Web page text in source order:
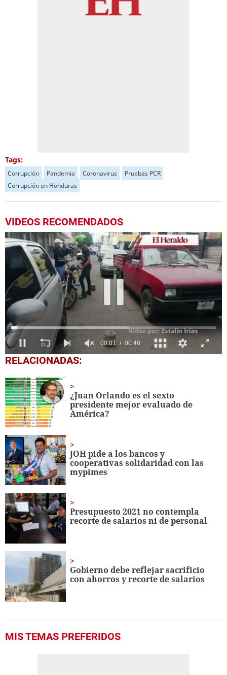
Tags:
Corrupción Pandemia Coronavirus
Pruebas PCR
Corrupción en Honduras
VIDEOS RECOMENDADOS
0
seconds
48
seconds
RELACIONADAS:
¿Juan Orlando es el sexto
presidente mejor evaluado de
América?
JOH pide a los bancos y
cooperativas solidaridad con las
mypimes
Presupuesto 2021 no contempla
recorte de salarios ni de personal
Gobierno debe reflejar sacrificio
con ahorros y recorte de salarios
MIS TEMAS PREFERIDOS